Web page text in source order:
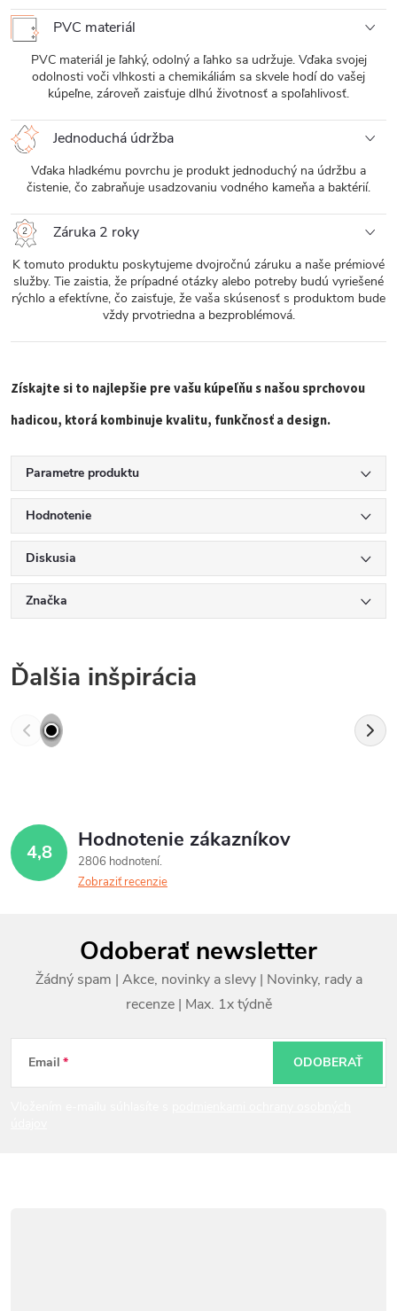
PVC materiál
PVC materiál je ľahký, odolný a ľahko sa udržuje. Vďaka svojej
odolnosti voči vlhkosti a chemikáliám sa skvele hodí do vašej
kúpeľne, zároveň zaisťuje dlhú životnosť a spoľahlivosť.
Jednoduchá údržba
Vďaka hladkému povrchu je produkt jednoduchý na údržbu a
čistenie, čo zabraňuje usadzovaniu vodného kameňa a baktérií.
Záruka 2 roky
K tomuto produktu poskytujeme dvojročnú záruku a naše prémiové
služby. Tie zaistia, že prípadné otázky alebo potreby budú vyriešené
rýchlo a efektívne, čo zaisťuje, že vaša skúsenosť s produktom bude
vždy prvotriedna a bezproblémová.
Získajte si to najlepšie pre vašu kúpeľňu s našou sprchovou
hadicou, ktorá kombinuje kvalitu, funkčnosť a design.
Parametre produktu
Hodnotenie
Diskusia
Značka
Ďalšia inšpirácia
4,8 Hodnotenie zákazníkov
2806 hodnotení
Zobraziť recenzie
ä
Odoberať newsletter
Email ODOBERAŤ